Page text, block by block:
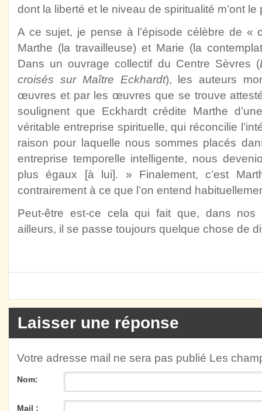
dont la liberté et le niveau de spiritualité m’ont le
A ce sujet, je pense à l’épisode célèbre de «
Marthe (la travailleuse) et Marie (la
Dans un ouvrage collectif du Centre Sèvres (
croisés sur Maître Eckhardt), les auteurs
œuvres et par les œuvres que se trouve
soulignent que Eckhardt crédite Marthe
véritable entreprise spirituelle, qui réconcilie
raison pour laquelle nous sommes placés
entreprise temporelle intelligente, nous
plus égaux [à lui]. » Finalement, c’est
contrairement à ce que l’on entend
Peut-être est-ce cela qui fait que, dans nos
ailleurs, il se passe toujours quelque chose de
Laisser une réponse
Votre adresse mail ne sera pas publié Les
Nom:
Mail :